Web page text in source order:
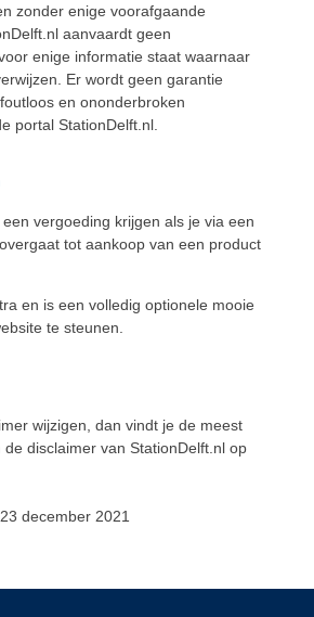
zonder enige voorafgaande
aanvaardt geen
enige informatie staat waarnaar
Er wordt geen garantie
en ononderbroken
portal StationDelft.nl.
vergoeding krijgen als je via een
tot aankoop van een product
en is een volledig optionele mooie
te steunen.
wijzigen, dan vindt je de meest
disclaimer van StationDelft.nl op
december 2021